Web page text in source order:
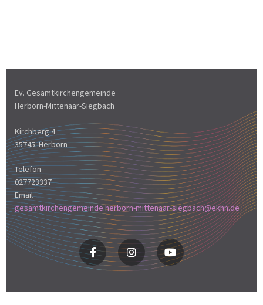
Ev. Gesamtkirchengemeinde
Herborn-Mittenaar-Siegbach
Kirchberg 4
35745 Herborn
Telefon
027723337
Email
gesamtkirchengemeinde.herborn-mittenaar-siegbach@ekhn.de